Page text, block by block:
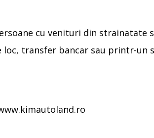
cu venituri din
transfer bancar sau printr-un